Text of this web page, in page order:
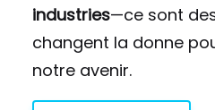
industries—ce sont
changent la donne
notre avenir.